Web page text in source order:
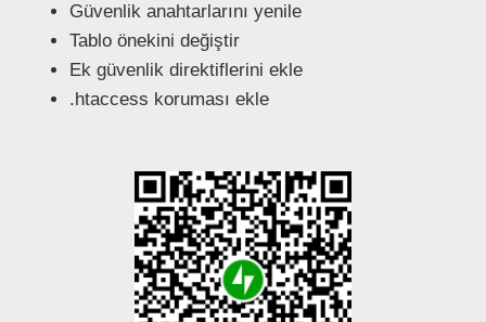
Güvenlik anahtarlarını yenile
Tablo önekini değiştir
Ek güvenlik direktiflerini ekle
.htaccess koruması ekle